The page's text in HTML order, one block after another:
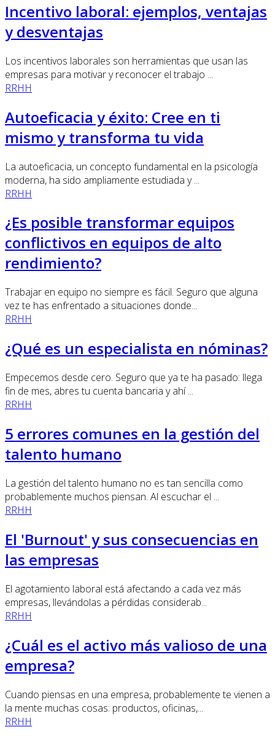
Incentivo laboral: ejemplos, ventajas
y desventajas
Los incentivos laborales son herramientas que usan las
empresas para motivar y reconocer el trabajo ...
RRHH
Autoeficacia y éxito: Cree en ti
mismo y transforma tu vida
La autoeficacia, un concepto fundamental en la psicología
moderna, ha sido ampliamente estudiada y ...
RRHH
¿Es posible transformar equipos
conflictivos en equipos de alto
rendimiento?
Trabajar en equipo no siempre es fácil. Seguro que alguna
vez te has enfrentado a situaciones donde...
RRHH
¿Qué es un especialista en nóminas?
Empecemos desde cero. Seguro que ya te ha pasado: llega
fin de mes, abres tu cuenta bancaria y ahí ...
RRHH
5 errores comunes en la gestión del
talento humano
La gestión del talento humano no es tan sencilla como
probablemente muchos piensan. Al escuchar el ...
RRHH
El 'Burnout' y sus consecuencias en
las empresas
El agotamiento laboral está afectando a cada vez más
empresas, llevándolas a pérdidas considerab...
RRHH
¿Cuál es el activo más valioso de una
empresa?
Cuando piensas en una empresa, probablemente te vienen a
la mente muchas cosas: productos, oficinas,...
RRHH